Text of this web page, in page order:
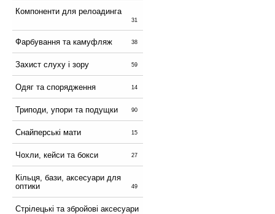
Компоненти для релоадинга
31
Фарбування та камуфляж 38
Захист слуху і зору 59
Одяг та спорядження 14
Триподи, упори та подущки 90
Снайперські мати 15
Чохли, кейси та бокси 27
Кільця, бази, аксесуари для
оптики
49
Стрілецькі та збройові аксесуари